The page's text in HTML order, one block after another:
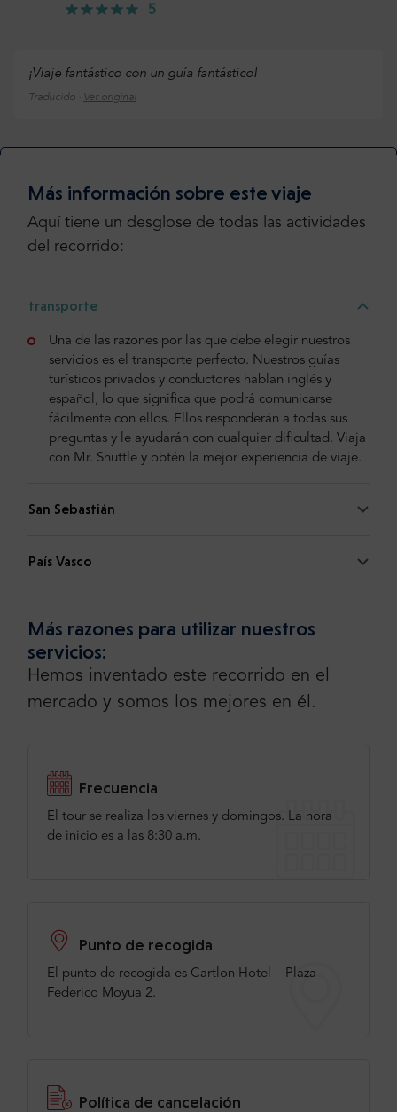
5
¡Viaje fantástico con un guía fantástico!
Traducido · Ver original
Más información sobre este viaje
Aquí tiene un desglose de todas las actividades
del recorrido:
transporte
Una de las razones por las que debe elegir nuestros
servicios es el transporte perfecto. Nuestros guías
turísticos privados y conductores hablan inglés y
español, lo que significa que podrá comunicarse
fácilmente con ellos. Ellos responderán a todas sus
preguntas y le ayudarán con cualquier dificultad. Viaja
con Mr. Shuttle y obtén la mejor experiencia de viaje.
San Sebastián
País Vasco
Más razones para utilizar nuestros
servicios:
Hemos inventado este recorrido en el
mercado y somos los mejores en él.
Frecuencia
El tour se realiza los viernes y domingos. La hora
de inicio es a las 8:30 a.m.
Punto de recogida
El punto de recogida es Cartlon Hotel – Plaza
Federico Moyua 2.
Política de cancelación